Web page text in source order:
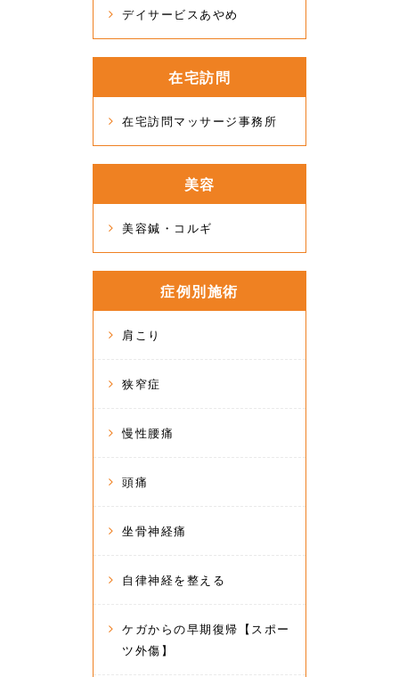
デイサービスあやめ
在宅訪問
在宅訪問マッサージ事務所
美容
美容鍼・コルギ
症例別施術
肩こり
狭窄症
慢性腰痛
頭痛
坐骨神経痛
自律神経を整える
ケガからの早期復帰【スポー
ツ外傷】